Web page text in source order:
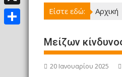
Είστε εδώ: Αρχική
Μείζων
20 Ιανουαρίου 2025
a
c
X